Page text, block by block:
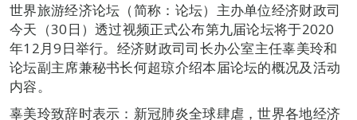
世界旅游经济论坛（简称：论坛）主办单位经济财政司
今天（30日）透过视频正式公布第九届论坛将于2020
年12月9日举行。经济财政司司长办公室主任辜美玲和
论坛副主席兼秘书长何超琼介绍本届论坛的概况及活动
内容。
辜美玲致辞时表示：新冠肺炎全球肆虐，世界各地经济